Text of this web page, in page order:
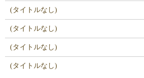
(タイトルなし)
(タイトルなし)
(タイトルなし)
(タイトルなし)